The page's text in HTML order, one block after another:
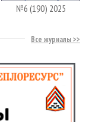
№6 (190) 2025
Все журналы